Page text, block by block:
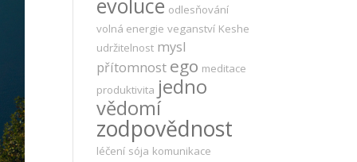
evoluce odlesňování
volná energie veganství Keshe
udržitelnost mysl
přítomnost ego meditace
produktivita jedno
vědomí
zodpovědnost
léčení sója komunikace